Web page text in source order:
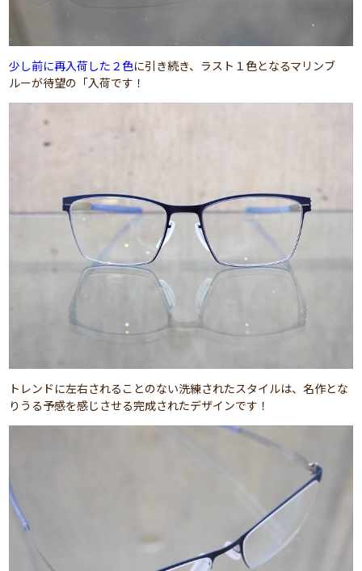
少し前に再入荷した２色に引き続き、ラスト１色となるマリンブ
ルーが待望の「入荷です！
トレンドに左右されることのない洗練されたスタイルは、名作とな
りうる予感を感じさせる完成されたデザインです！